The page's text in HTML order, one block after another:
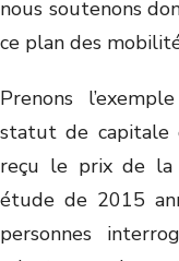
nous soutenons
ce plan des
Prenons
statut de
reçu le prix de la
étude de 2015
personnes